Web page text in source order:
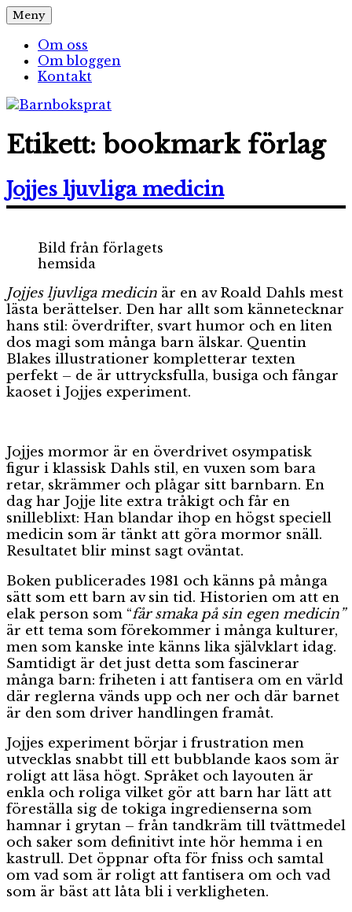
Hoppa
till
innehåll
Barnboksprat
– en blogg om barnböcker
Meny
Om oss
Om bloggen
Kontakt
Etikett: bookmark förlag
Jojjes ljuvliga medicin
Bild från förlagets
hemsida
Jojjes ljuvliga medicin är en av Roald Dahls mest
lästa berättelser. Den har allt som kännetecknar
hans stil: överdrifter, svart humor och en liten
dos magi som många barn älskar. Quentin
Blakes illustrationer kompletterar texten
perfekt – de är uttrycksfulla, busiga och fångar
kaoset i Jojjes experiment.
Jojjes mormor är en överdrivet osympatisk
figur i klassisk Dahls stil, en vuxen som bara
retar, skrämmer och plågar sitt barnbarn. En
dag har Jojje lite extra tråkigt och får en
snilleblixt: Han blandar ihop en högst speciell
medicin som är tänkt att göra mormor snäll.
Resultatet blir minst sagt oväntat.
Boken publicerades 1981 och känns på många
sätt som ett barn av sin tid. Historien om att en
elak person som “får smaka på sin egen medicin”
är ett tema som förekommer i många kulturer,
men som kanske inte känns lika självklart idag.
Samtidigt är det just detta som fascinerar
många barn: friheten i att fantisera om en värld
där reglerna vänds upp och ner och där barnet
är den som driver handlingen framåt.
Jojjes experiment börjar i frustration men
utvecklas snabbt till ett bubblande kaos som är
roligt att läsa högt. Språket och layouten är
enkla och roliga vilket gör att barn har lätt att
föreställa sig de tokiga ingredienserna som
hamnar i grytan – från tandkräm till tvättmedel
och saker som definitivt inte hör hemma i en
kastrull. Det öppnar ofta för fniss och samtal
om vad som är roligt att fantisera om och vad
som är bäst att låta bli i verkligheten.